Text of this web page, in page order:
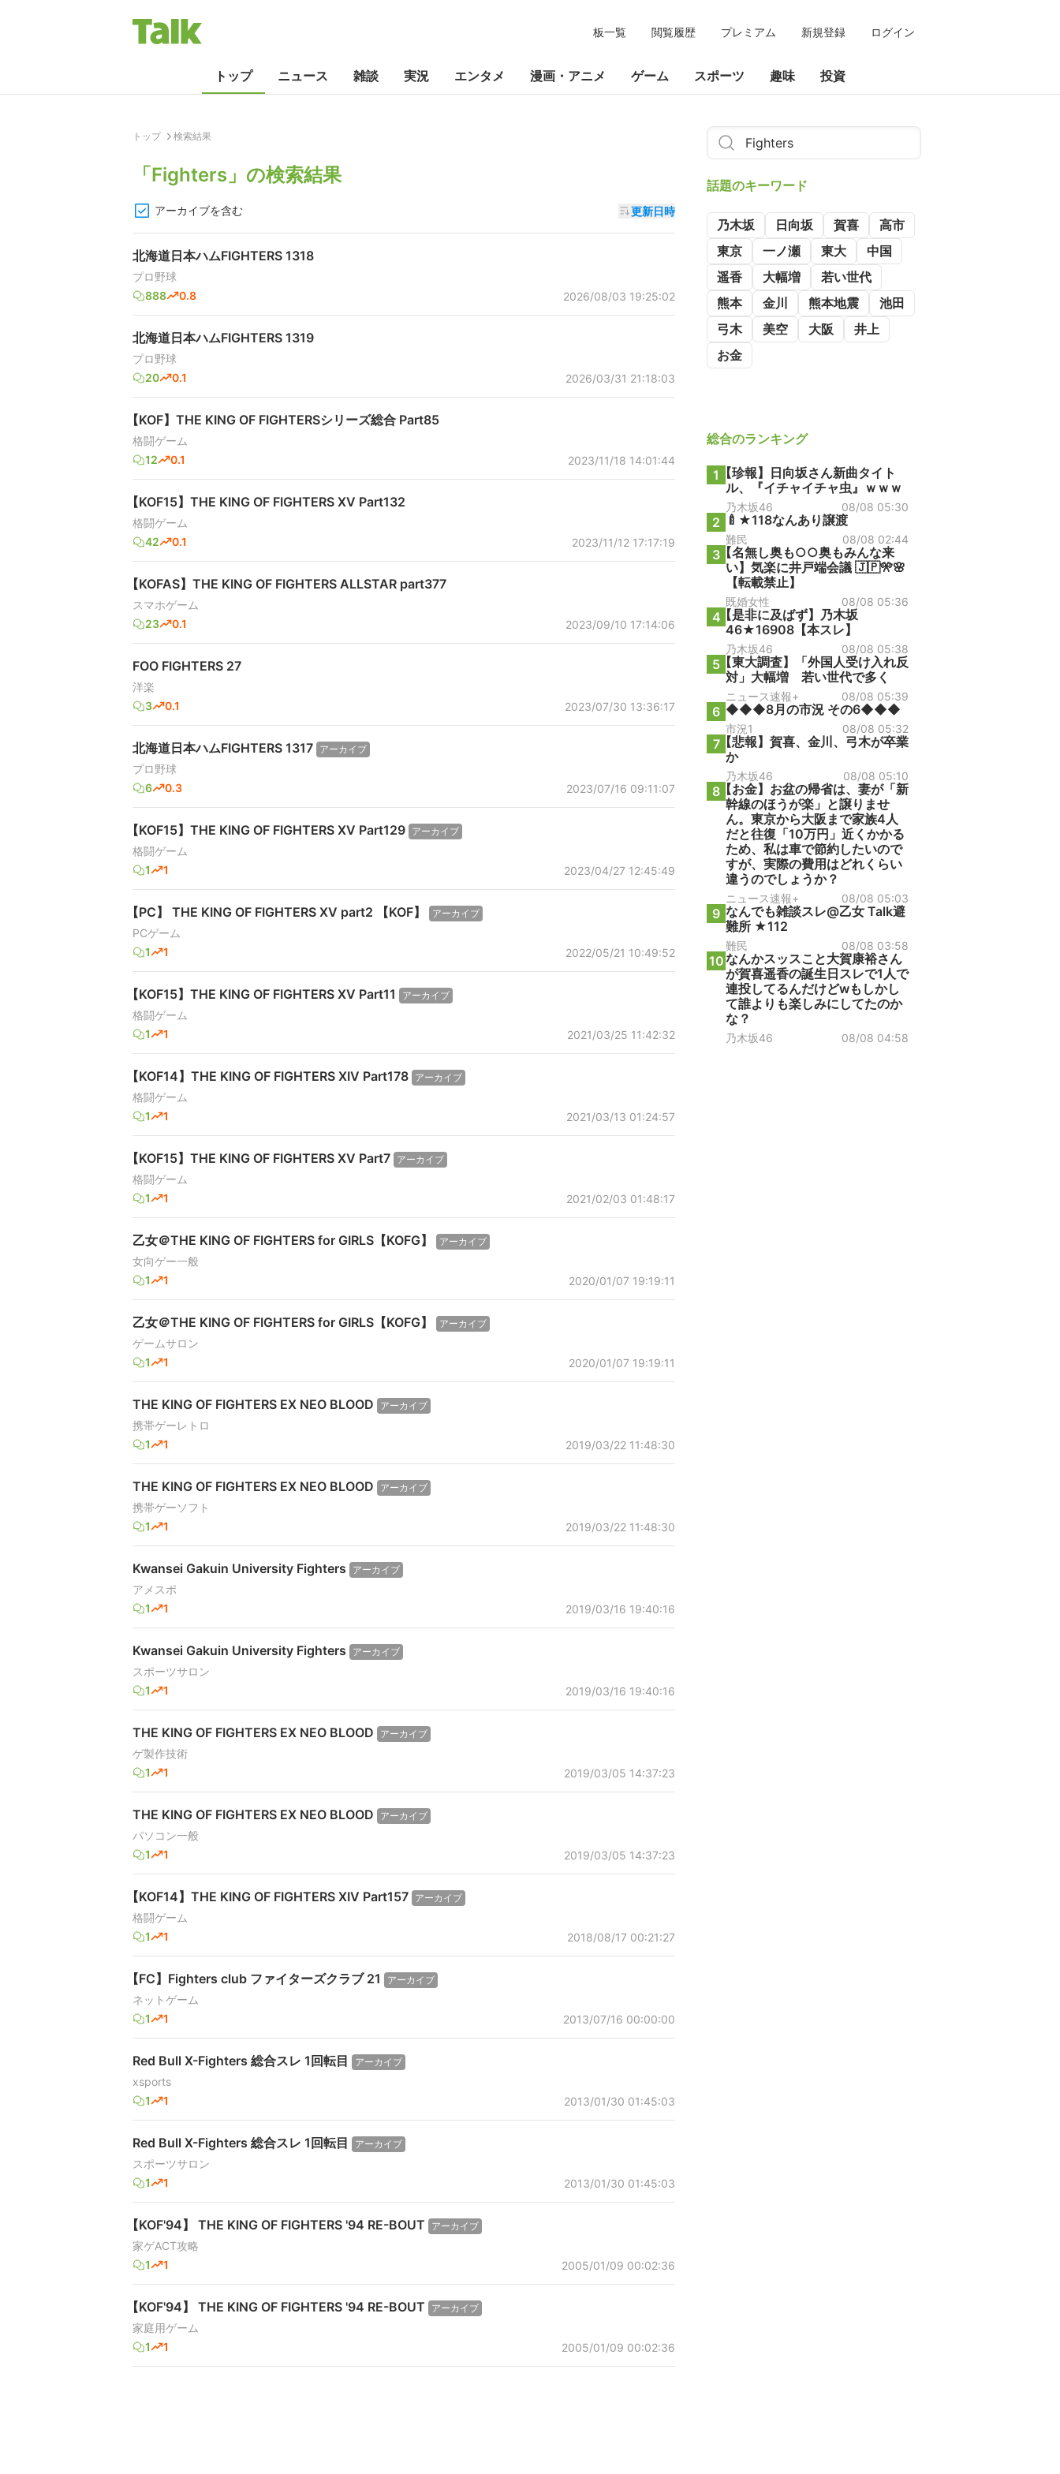
板一覧 閲覧履歴 プレミアム 新規登録 ログイン
トップ ニュース 雑談 実況 エンタメ 漫画・アニメ ゲーム スポーツ 趣味 投資
トップ 検索結果
「Fighters 」の検索結果
アーカイブを含む 更新日時
北海道日本ハムFIGHTERS 1318
プロ野球
888
0.8 2026/08/03 19:25:02
北海道日本ハムFIGHTERS 1319
プロ野球
20
0.1 2026/03/31 21:18:03
【KOF】THE KING OF FIGHTERSシリーズ総合 Part85
格闘ゲーム
12
0.1 2023/11/18 14:01:44
【KOF15】THE KING OF FIGHTERS XV Part132
格闘ゲーム
42
0.1 2023/11/12 17:17:19
【KOFAS】THE KING OF FIGHTERS ALLSTAR part377
スマホゲーム
23
0.1 2023/09/10 17:14:06
FOO FIGHTERS 27
洋楽
3
0.1 2023/07/30 13:36:17
北海道日本ハムFIGHTERS 1317 アーカイブ
プロ野球
6
0.3 2023/07/16 09:11:07
【KOF15】THE KING OF FIGHTERS XV Part129 アーカイブ
格闘ゲーム
1
1 2023/04/27 12:45:49
【PC】 THE KING OF FIGHTERS XV part2 【KOF】 アーカイブ
PCゲーム
1
1 2022/05/21 10:49:52
【KOF15】THE KING OF FIGHTERS XV Part11 アーカイブ
格闘ゲーム
1
1 2021/03/25 11:42:32
【KOF14】THE KING OF FIGHTERS XIV Part178 アーカイブ
格闘ゲーム
1
1 2021/03/13 01:24:57
【KOF15】THE KING OF FIGHTERS XV Part7 アーカイブ
格闘ゲーム
1
1 2021/02/03 01:48:17
乙女＠THE KING OF FIGHTERS for GIRLS【KOFG】 アーカイブ
女向ゲー一般
1
1 2020/01/07 19:19:11
乙女＠THE KING OF FIGHTERS for GIRLS【KOFG】 アーカイブ
ゲームサロン
1
1 2020/01/07 19:19:11
THE KING OF FIGHTERS EX NEO BLOOD アーカイブ
携帯ゲーレトロ
1
1 2019/03/22 11:48:30
THE KING OF FIGHTERS EX NEO BLOOD アーカイブ
携帯ゲーソフト
1
1 2019/03/22 11:48:30
Kwansei Gakuin University Fighters アーカイブ
アメスポ
1
1 2019/03/16 19:40:16
Kwansei Gakuin University Fighters アーカイブ
スポーツサロン
1
1 2019/03/16 19:40:16
THE KING OF FIGHTERS EX NEO BLOOD アーカイブ
ゲ製作技術
1
1 2019/03/05 14:37:23
THE KING OF FIGHTERS EX NEO BLOOD アーカイブ
パソコン一般
1
1 2019/03/05 14:37:23
【KOF14】THE KING OF FIGHTERS XIV Part157 アーカイブ
格闘ゲーム
1
1 2018/08/17 00:21:27
【FC】Fighters club ファイターズクラブ 21 アーカイブ
ネットゲーム
1
1 2013/07/16 00:00:00
Red Bull X-Fighters 総合スレ 1回転目 アーカイブ
xsports
1
1 2013/01/30 01:45:03
Red Bull X-Fighters 総合スレ 1回転目 アーカイブ
スポーツサロン
1
1 2013/01/30 01:45:03
【KOF'94】 THE KING OF FIGHTERS '94 RE-BOUT アーカイブ
家ゲACT攻略
1
1 2005/01/09 00:02:36
【KOF'94】 THE KING OF FIGHTERS '94 RE-BOUT アーカイブ
家庭用ゲーム
1
1 2005/01/09 00:02:36
話題のキーワード
乃木坂 日向坂 賀喜
高市
東京
一ノ瀬 東大
中国
遥香
大幅増
若い世代
熊本
金川 熊本地震
池田
弓木
美空 大阪
井上
お金
総合のランキング
1 【珍報】日向坂さん新曲タイト
ル、『イチャイチャ虫』ｗｗｗ
乃木坂46 08/08 05:30
2 🍼★118なんあり譲渡
難民 08/08 02:44
3【名無し奥も○○奥もみんな来
い】気楽に井戸端会議 🇯🇵🎌🌸
【転載禁止】
既婚女性 08/08 05:36
4【是非に及ばず】乃木坂
46★16908【本スレ】
乃木坂46 08/08 05:38
5【東大調査】「外国人受け入れ反
対」大幅増 若い世代で多く
ニュース速報+ 08/08 05:39
6 ◆◆◆8月の市況 その6◆◆◆
市況1 08/08 05:32
7【悲報】賀喜、金川、弓木が卒業
か
乃木坂46 08/08 05:10
8【お金】お盆の帰省は、妻が「新
幹線のほうが楽」と譲りませ
ん。東京から大阪まで家族4人
だと往復「10万円」近くかかる
ため、私は車で節約したいので
すが、実際の費用はどれくらい
違うのでしょうか？
ニュース速報+ 08/08 05:03
9 なんでも雑談スレ@乙女 Talk避
難所 ★112
難民 08/08 03:58
10なんかスッスこと大賀康裕さん
が賀喜遥香の誕生日スレで1人で
連投してるんだけどwもしかし
て誰よりも楽しみにしてたのか
な？
乃木坂46 08/08 04:58